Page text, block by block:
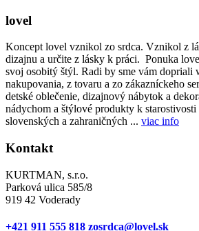
lovel
Koncept lovel vznikol zo srdca. Vznikol z
dizajnu a určite z lásky k práci. Ponuka
svoj osobitý štýl. Radi by sme vám dopriali
nakupovania, z tovaru a zo zákazníckeho
detské oblečenie, dizajnový nábytok a
nádychom a štýlové produkty k
slovenských a zahraničných ... viac info
Kontakt
KURTMAN, s.r.o.
Parková ulica 585/8
919 42 Voderady
+421 911 555 818 zosrdca@lovel.sk